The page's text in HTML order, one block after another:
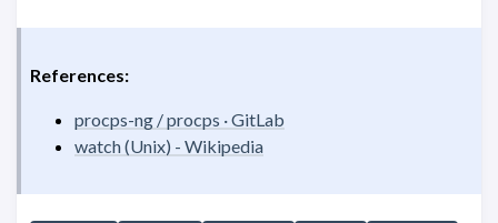
References:
procps-ng / procps · GitLab
watch (Unix) - Wikipedia